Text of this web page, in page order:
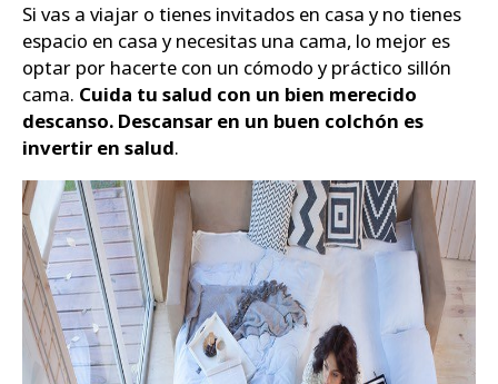
Ordenadores
Tablets
Tecnología
TV
Videojuegos
Zapatos
Si vas a viajar o tienes invitados en casa y no tienes
espacio en casa y necesitas una cama, lo mejor es
optar por hacerte con un cómodo y práctico sillón
cama. Cuida tu salud con un bien merecido
descanso. Descansar en un buen colchón es
invertir en salud.